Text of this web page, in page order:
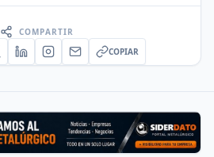
COMPARTIR
COPIAR